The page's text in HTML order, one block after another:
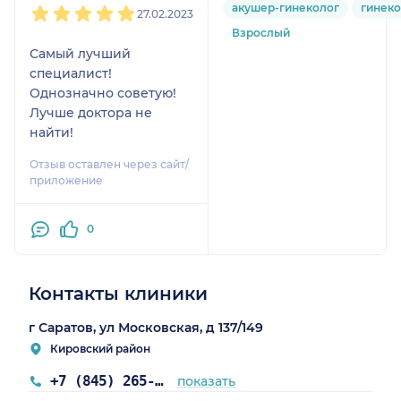
27.02.2023
Самый лучший
специалист!
Однозначно советую!
Лучше доктора не
найти!
Отзыв оставлен через сайт/
приложение
0
акушер-гинеколог
Взрослый
Контакты клиники
г Саратов, ул Московская, д 137/149
Кировский район
+7 (845) 265-34-41
показать